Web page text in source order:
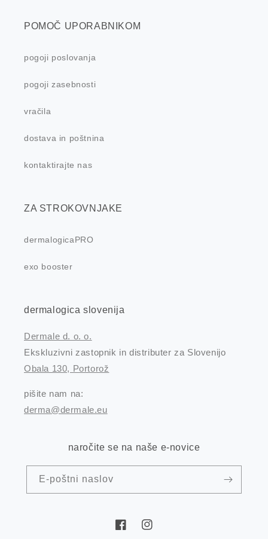
POMOČ UPORABNIKOM
pogoji poslovanja
pogoji zasebnosti
vračila
dostava in poštnina
kontaktirajte nas
ZA STROKOVNJAKE
dermalogicaPRO
exo booster
dermalogica slovenija
Dermale d. o. o.
Ekskluzivni zastopnik in distributer za Slovenijo
Obala 130, Portorož
pišite nam na:
derma@dermale.eu
naročite se na naše e-novice
E-poštni naslov
FacebookInstagram